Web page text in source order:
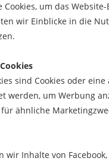
Cookies, um das
wir Einblicke in die
sind Cookies oder
werden, um Werbung
ähnliche
Inhalte von